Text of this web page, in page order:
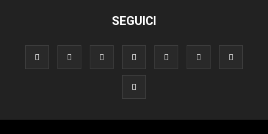
SEGUICI